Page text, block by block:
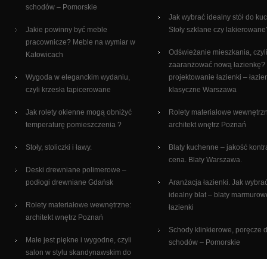
schodów – Pomorskie
Jakie powinny być meble
pracownicze? Meble na wymiar w
Katowicach
Wygoda w eleganckim wydaniu,
czyli krzesła tapicerowane
Jak rolety okienne mogą obniżyć
temperaturę pomieszczenia ?
Stoły, stoliczki i ławy.
Deski drewniane polimerowe –
podłogi drewniane Gdańsk
Rolety materiałowe wewnętrzne:
architekt wnętrz Poznań
Małe jest piękne i wygodne, czyli
salon w stylu skandynawskim do
Jak wybrać idealny stół do
Stoły szklane czy
Odświeżanie mieszkania,
zaaranżować nową łazienkę?
projektowanie łazienki –
klasyczne Warszawa
Rolety materiałowe
architekt wnętrz Poznań
Blaty kuchenne – jakość
cena. Blaty Warszawa.
Aranżacja łazienki. Jak
idealny blat – blaty
łazienki
Schody klinkierowe, poręcze
schodów – Pomorskie